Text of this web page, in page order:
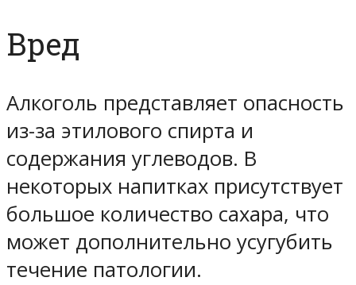
Вред
Алкоголь представляет опасность
из-за этилового спирта и
содержания углеводов. В
некоторых напитках присутствует
большое количество сахара, что
может дополнительно усугубить
течение патологии.